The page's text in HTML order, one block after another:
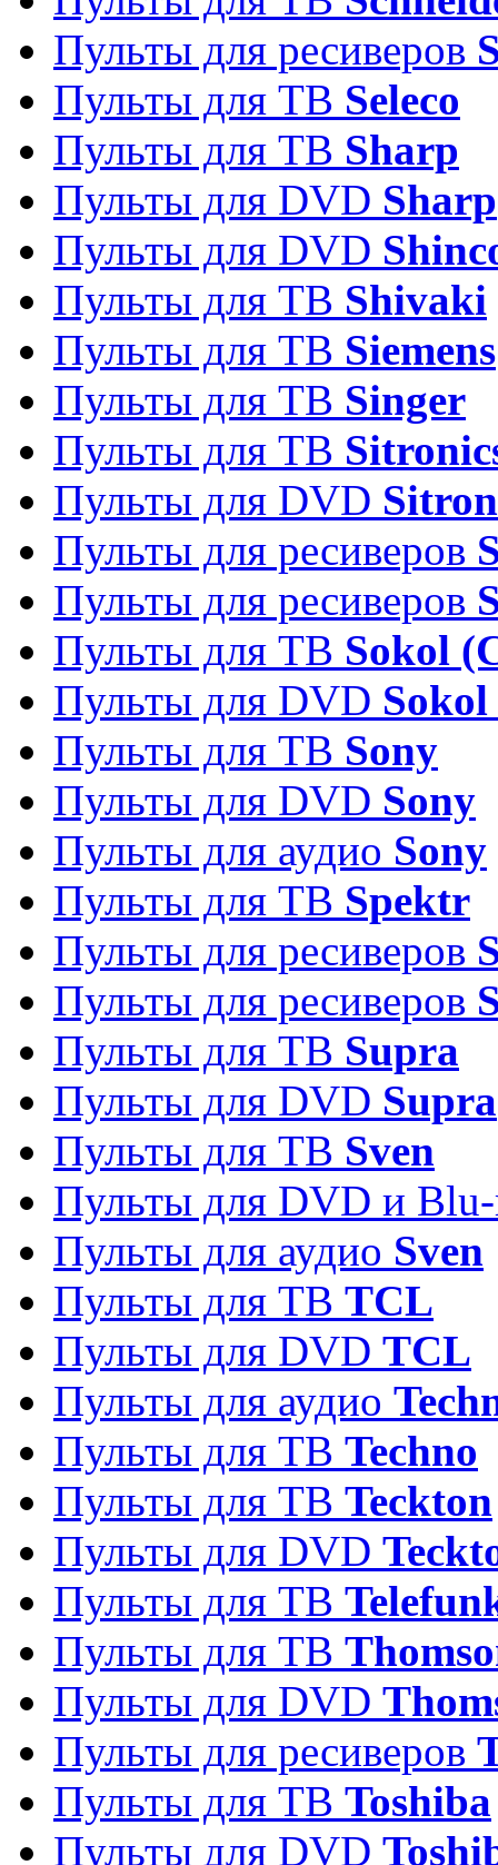
Пульты для ресиверов
Пульты для ТВ Seleco
Пульты для ТВ Sharp
Пульты для DVD Sharp
Пульты для DVD
Пульты для ТВ Shivaki
Пульты для ТВ Siemens
Пульты для ТВ Singer
Пульты для ТВ
Пульты для DVD
Пульты для ресиверов
Пульты для ресиверов
Пульты для ТВ Sokol
Пульты для DVD
Пульты для ТВ Sony
Пульты для DVD Sony
Пульты для аудио Sony
Пульты для ТВ Spektr
Пульты для ресиверов
Пульты для ресиверов
Пульты для ТВ Supra
Пульты для DVD Supra
Пульты для ТВ Sven
Пульты для DVD и
Пульты для аудио Sven
Пульты для ТВ TCL
Пульты для DVD TCL
Пульты для аудио
Пульты для ТВ Techno
Пульты для ТВ Teckton
Пульты для DVD
Пульты для ТВ
Пульты для ТВ
Пульты для DVD
Пульты для ресиверов
Пульты для ТВ Toshiba
Пульты для DVD